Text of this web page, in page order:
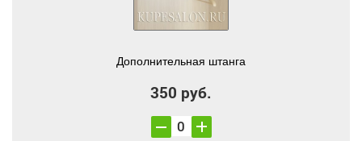
Дополнительная штанга
350 руб.